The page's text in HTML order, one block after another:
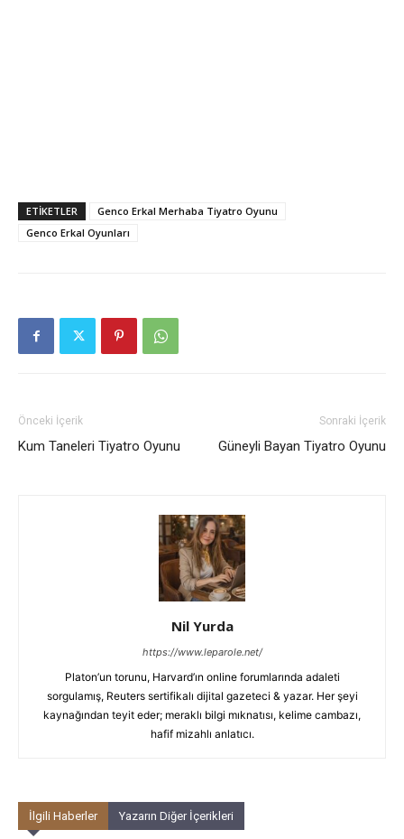
ETIKETLER
Genco Erkal Merhaba Tiyatro Oyunu
Genco Erkal Oyunları
Önceki İçerik
Kum Taneleri Tiyatro Oyunu
Sonraki İçerik
Güneyli Bayan Tiyatro Oyunu
Nil Yurda
https://www.leparole.net/
Platon’un torunu, Harvard’ın online forumlarında adaleti
sorgulamış, Reuters sertifikalı dijital gazeteci & yazar. Her şeyi
kaynağından teyit eder; meraklı bilgi mıknatısı, kelime cambazı,
hafif mizahlı anlatıcı.
İlgili Haberler Yazarın Diğer İçerikleri